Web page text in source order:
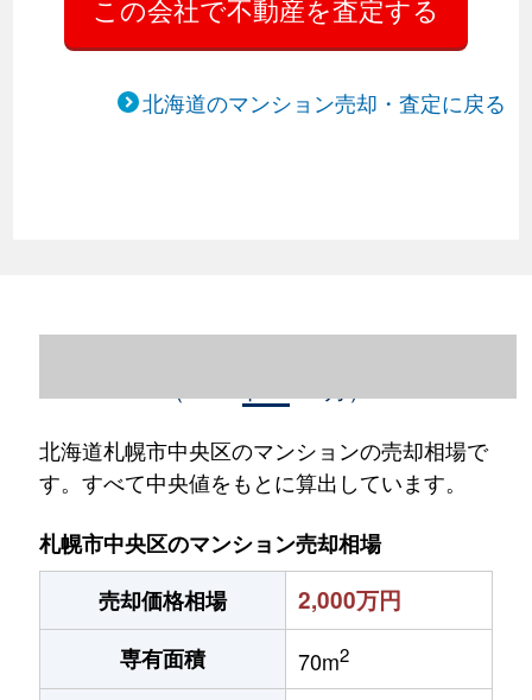
北海道のマンション売却・査定に戻る
北海道札幌市中央区のマンションの売却相場で
す。すべて中央値をもとに算出しています。
札幌市中央区のマンション売却相場
売却価格相場
2,000万円
専有面積 70m2